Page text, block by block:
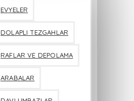
EVYELER
DOLAPLI TEZGAHLAR
RAFLAR VE DEPOLAMA
ARABALAR